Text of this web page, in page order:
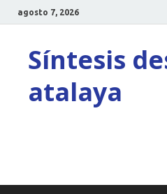
agosto 7, 2026
Síntesis
atalaya